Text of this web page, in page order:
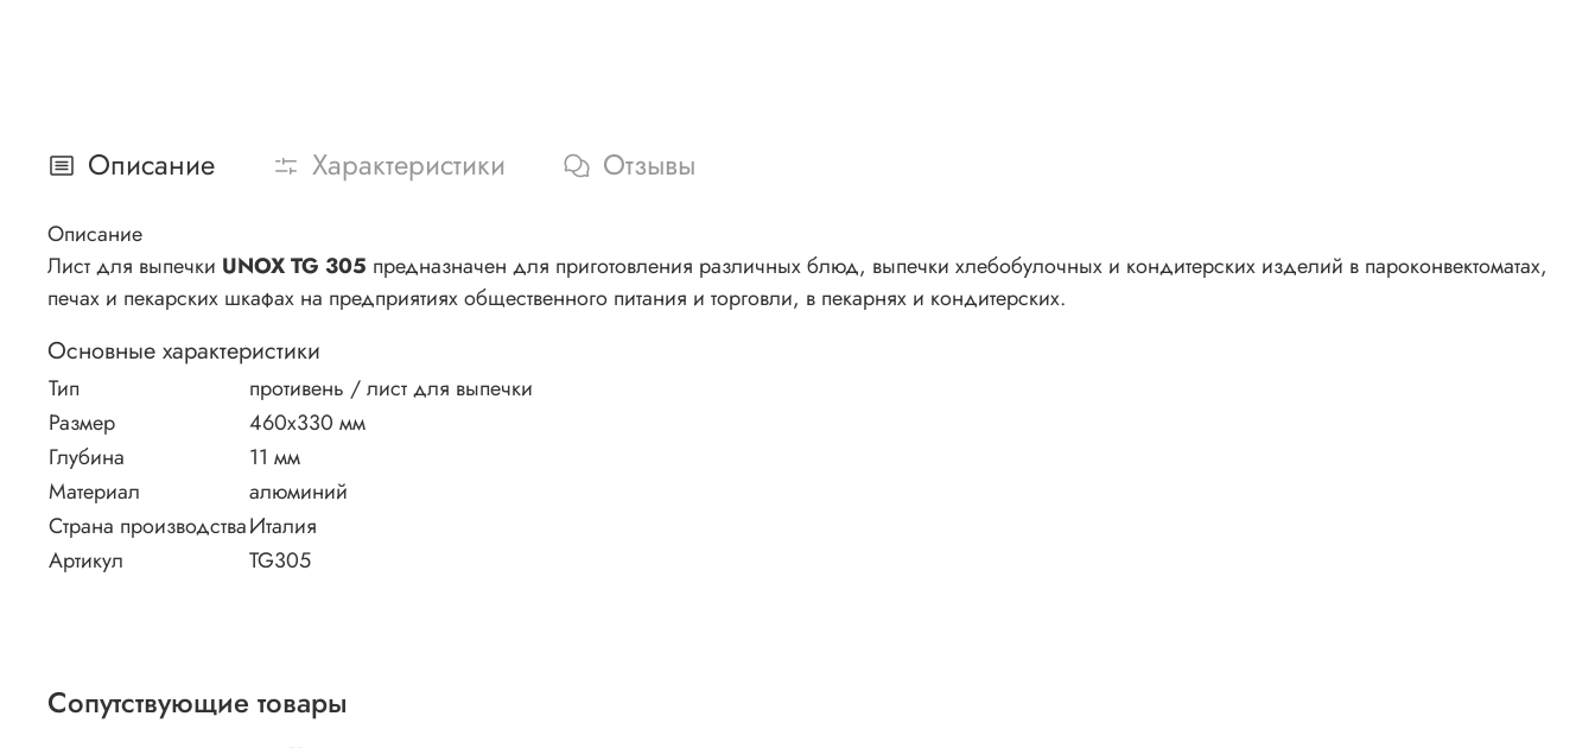
Описание Характеристики Отзывы
Описание
Лист для выпечки UNOX TG 305 предназначен для приготовления различных блюд, выпечки хлебобулочных и кондитерских изделий в пароконвектоматах,
печах и пекарских шкафах на предприятиях общественного питания и торговли, в пекарнях и кондитерских.
Основные характеристики
Тип
противень / лист для выпечки
Размер
460х330 мм
Глубина
11 мм
Материал
алюминий
Страна производстваИталия
Артикул
TG305
Сопутствующие товары